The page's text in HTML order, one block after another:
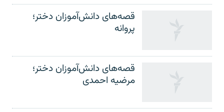
قصه‌های دانش‌آموزان دختر؛
پروانه
قصه‌های دانش‌آموزان دختر؛
مرضیه احمدی